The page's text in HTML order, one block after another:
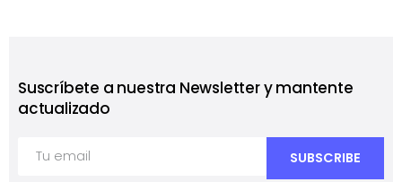
Suscríbete a nuestra Newsletter y mantente
actualizado